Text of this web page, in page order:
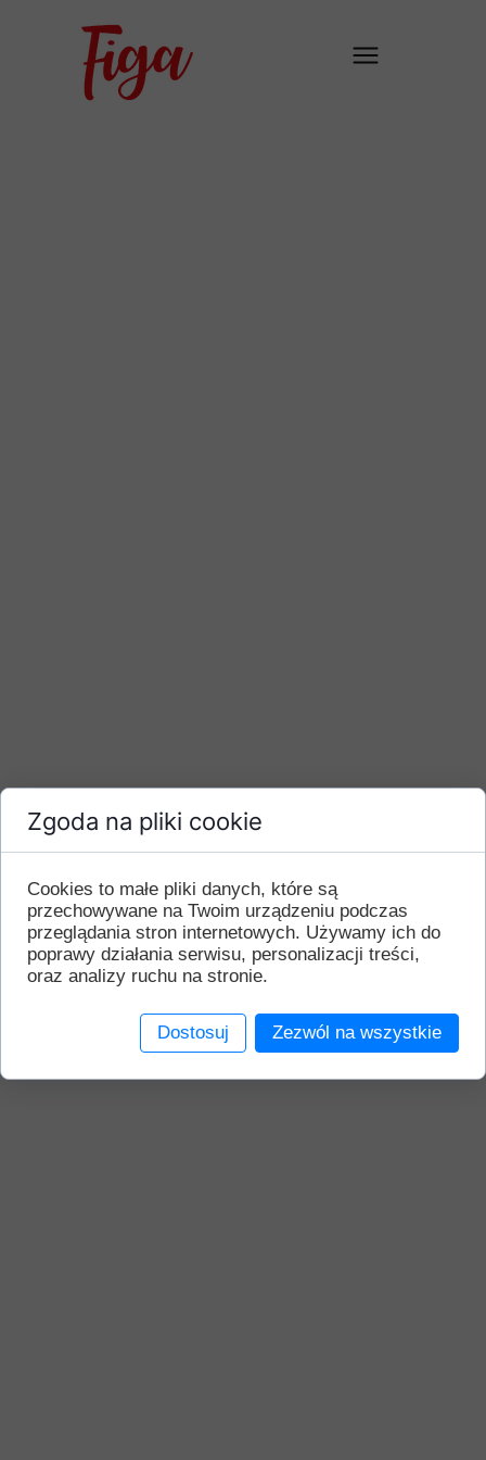
Zgoda na pliki cookie
Cookies to małe pliki danych, które są
przechowywane na Twoim urządzeniu podczas
przeglądania stron internetowych. Używamy ich do
poprawy działania serwisu, personalizacji treści,
oraz analizy ruchu na stronie.
Dostosuj Zezwól na wszystkie